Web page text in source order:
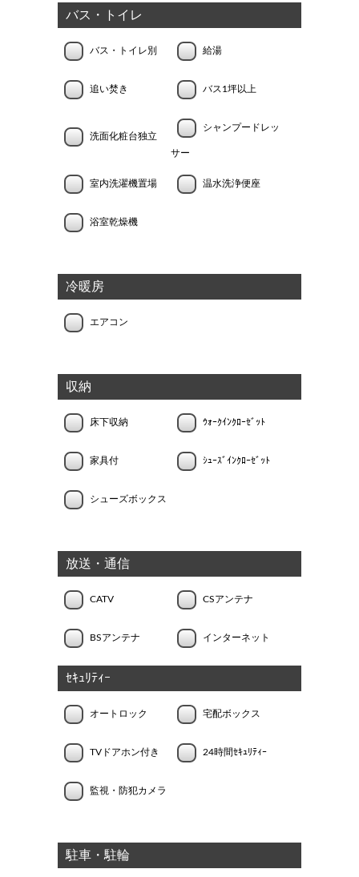
バス・トイレ
バス・トイレ別 給湯
追い焚き バス1坪以上
洗面化粧台独立
シャンプードレッ
サー
室内洗濯機置場 温水洗浄便座
浴室乾燥機
冷暖房
エアコン
収納
床下収納 ｳｫｰｸｲﾝｸﾛｰｾﾞｯﾄ
家具付 ｼｭｰｽﾞｲﾝｸﾛｰｾﾞｯﾄ
シューズボックス
放送・通信
CATV CSアンテナ
BSアンテナ インターネット
ｾｷｭﾘﾃｨｰ
オートロック 宅配ボックス
TVドアホン付き 24時間ｾｷｭﾘﾃｨｰ
監視・防犯カメラ
駐車・駐輪